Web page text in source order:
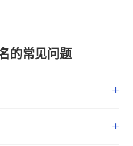
的常见问题
+
+